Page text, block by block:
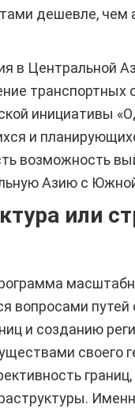
дешевле, чем
в Центральной
инициативы
и
возможность
Азию с
или
вопросами
и созданию
своего